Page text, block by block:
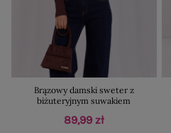
Brązowy damski sweter z
biżuteryjnym suwakiem
89,99 zł